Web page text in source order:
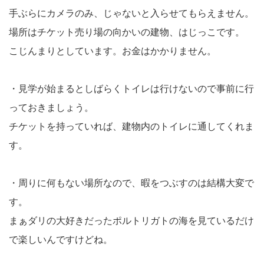
手ぶらにカメラのみ、じゃないと入らせてもらえません。
場所はチケット売り場の向かいの建物、はじっこです。
こじんまりとしています。お金はかかりません。
・見学が始まるとしばらくトイレは行けないので事前に行
っておきましょう。
チケットを持っていれば、建物内のトイレに通してくれま
す。
・周りに何もない場所なので、暇をつぶすのは結構大変で
す。
まぁダリの大好きだったポルトリガトの海を見ているだけ
で楽しいんですけどね。